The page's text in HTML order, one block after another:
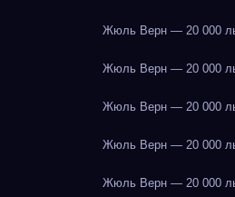
Жюль Верн — 20 000
Жюль Верн — 20 000
Жюль Верн — 20 000
Жюль Верн — 20 000
Жюль Верн — 20 000